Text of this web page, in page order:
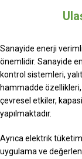
Sanayide enerji
önemlidir. Sanayide
kontrol sistemleri,
hammadde
çevresel etkiler,
yapılmaktadır.
Ayrıca elektrik
uygulama ve